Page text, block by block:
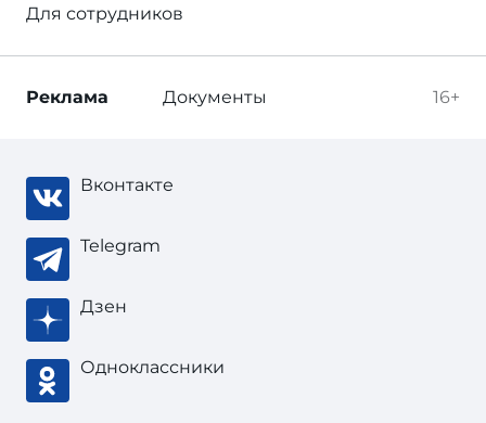
Для сотрудников
16+
Реклама Документы
Вконтакте
Telegram
Дзен
Одноклассники